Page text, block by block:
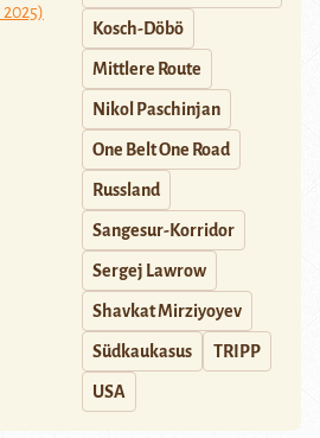
Kosch-Döbö
Mittlere Route
Nikol Paschinjan
One Belt One Road
Russland
Sangesur-Korridor
Sergej Lawrow
Shavkat Mirziyoyev
Südkaukasus TRIPP
USA